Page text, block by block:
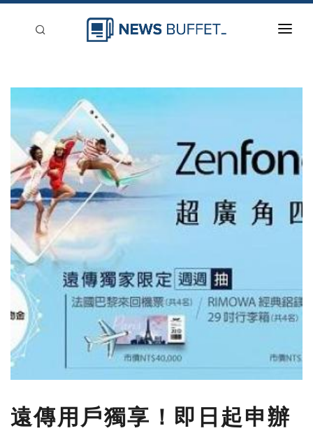
登入
刊登
遠傳用戶獨享！即日起申辦